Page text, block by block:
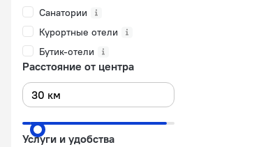
Санатории
Курортные отели
Бутик-отели
Расстояние от центра
Услуги и удобства